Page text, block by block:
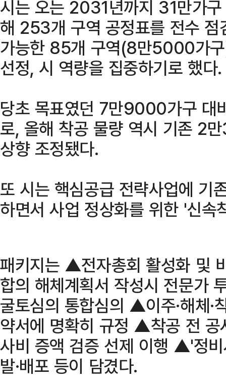
시는 오는 2031년까지 31만가
해 253개 구역 공정표를 전수
가능한 85개 구역(8만5000가
선정, 시 역량을 집중하기로 했다.
당초 목표였던 7만9000가구
로, 올해 착공 물량 역시 기존 2
상향 조정됐다.
또 시는 핵심공급 전략사업에 기
하면서 사업 정상화를 위한 '신
패키지는 ▲전자총회 활성화 및
합의 해체계획서 작성시 전문가
굴토심의 통합심의 ▲이주·해체·
약서에 명확히 규정 ▲착공 전
사비 증액 검증 선제 이행 ▲'정
발·배포 등이 담겼다.